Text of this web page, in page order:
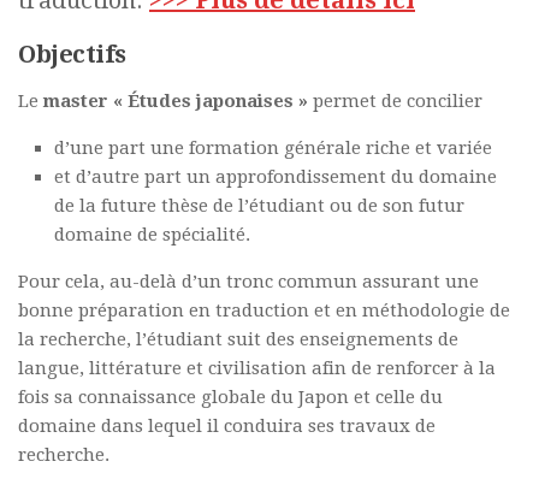
Objectifs
Lemaster « Études japonaises » permet de concilier
d’une part une formation générale riche et variée
et d’autre part un approfondissement du domaine
de la future thèse de l’étudiant ou de son futur
domaine de spécialité.
Pour cela, au-delà d’un tronc commun assurant une
bonne préparation en traduction et en méthodologie de
la recherche, l’étudiant suit des enseignements de
langue, littérature et civilisation afin de renforcer à la
fois sa connaissance globale du Japon et celle du
domaine dans lequel il conduira ses travaux de
recherche.